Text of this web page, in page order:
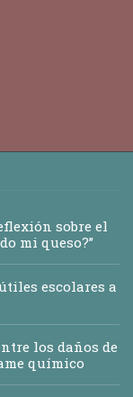
sobre el
mi queso?”
escolares a
los daños de
químico